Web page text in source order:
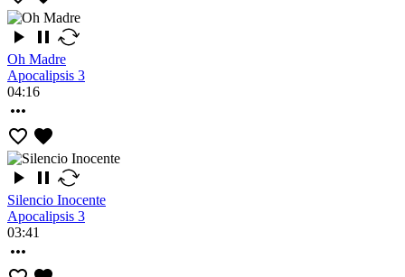
Oh Madre
Apocalipsis 3
04:16
Silencio Inocente
Apocalipsis 3
03:41